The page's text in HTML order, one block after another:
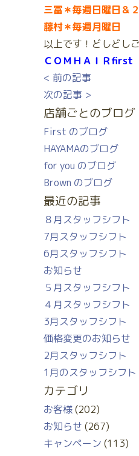
三冨＊毎週日曜日＆
藤村＊毎週月曜日
以上です！どしどし
ＣＯＭＨＡＩＲfirst
< 前の記事
次の記事 >
店舗ごとのブログ
First のブログ
HAYAMAのブログ
for you のブログ
Brown のブログ
最近の記事
８月スタッフシフト
7月スタッフシフト
6月スタッフシフト
お知らせ
５月スタッフシフト
４月スタッフシフト
3月スタッフシフト
価格変更のお知らせ
2月スタッフシフト
1月のスタッフシフト
カテゴリ
お客様(202)
お知らせ (267)
キャンペーン (113)